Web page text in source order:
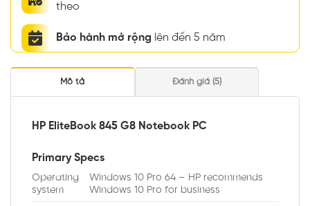
theo
Bảo hành mở rộng lên đến 5 năm
Mô tả Đánh giá (5)
HP EliteBook 845 G8 Notebook PC
Primary Specs
Operating
system
Windows 10 Pro 64 – HP recommends
Windows 10 Pro for business